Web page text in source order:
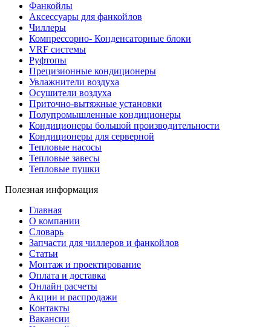
Фанкойлы
Аксессуары для фанкойлов
Чиллеры
Компрессорно- Конденсаторные блоки
VRF системы
Руфтопы
Прецизионные кондиционеры
Увлажнители воздуха
Осушители воздуха
Приточно-вытяжные установки
Полупромышленные кондиционеры
Кондиционеры большой производительности
Кондиционеры для серверной
Тепловые насосы
Тепловые завесы
Тепловые пушки
Полезная информация
Главная
О компании
Словарь
Запчасти для чиллеров и фанкойлов
Статьи
Монтаж и проектирование
Оплата и доставка
Онлайн расчеты
Акции и распродажи
Контакты
Вакансии